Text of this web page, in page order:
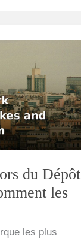
du Dépôt
les
les plus